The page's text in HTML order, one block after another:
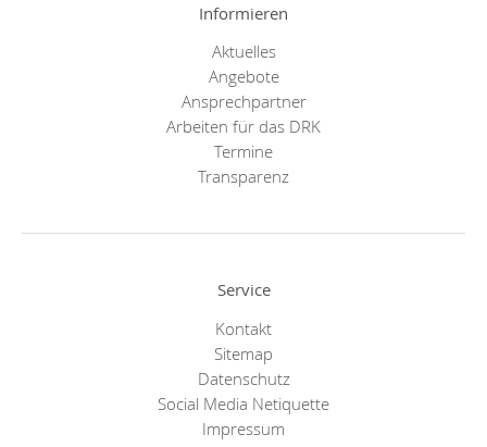
Informieren
Aktuelles
Angebote
Ansprechpartner
Arbeiten für das DRK
Termine
Transparenz
Service
Kontakt
Sitemap
Datenschutz
Social Media Netiquette
Impressum